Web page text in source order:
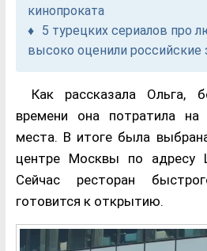
кинопроката
5 турецких сериалов про
высоко оценили российские
Как рассказала Ольга,
времени она потратила на
места. В итоге была
центре Москвы по адресу
Сейчас ресторан
готовится к открытию.